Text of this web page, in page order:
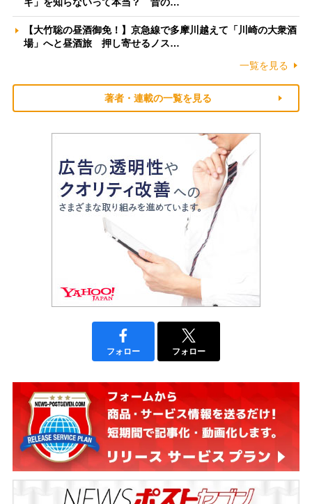
【大竹聡の昼酒御免！】京急線で多摩川越えて「川崎の大衆酒
場」へと昼酒旅 押し寄せるノス…
一覧を見る
著者・連載の一覧を見る
フォロー フォロー